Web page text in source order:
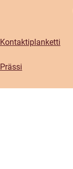
Kontaktiplanketti
Prässi